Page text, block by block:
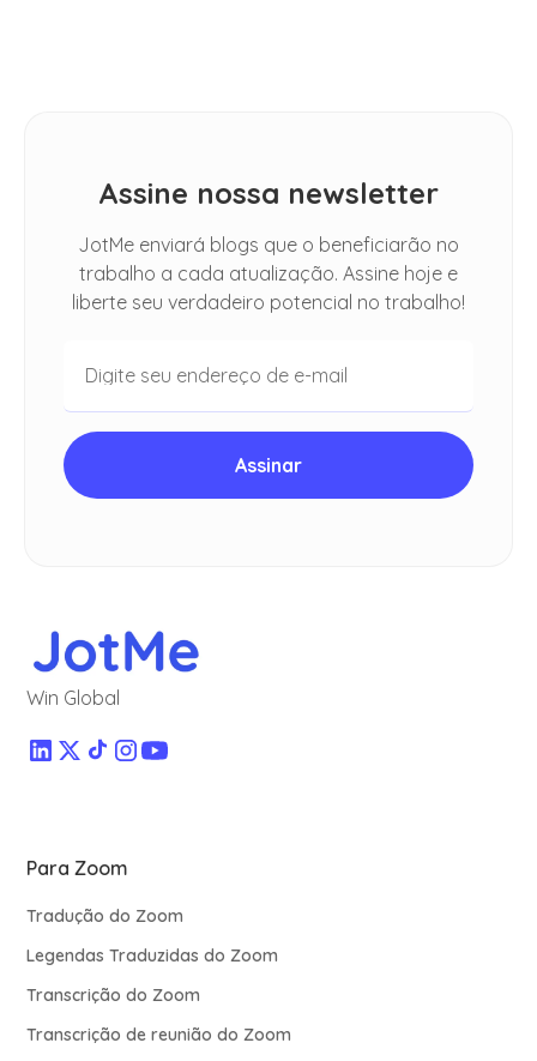
Assine nossa newsletter
JotMe enviará blogs que o beneficiarão no
trabalho a cada atualização. Assine hoje e
liberte seu verdadeiro potencial no trabalho!
Win Global
Para Zoom
Tradução do Zoom
Legendas Traduzidas do Zoom
Transcrição do Zoom
Transcrição de reunião do Zoom